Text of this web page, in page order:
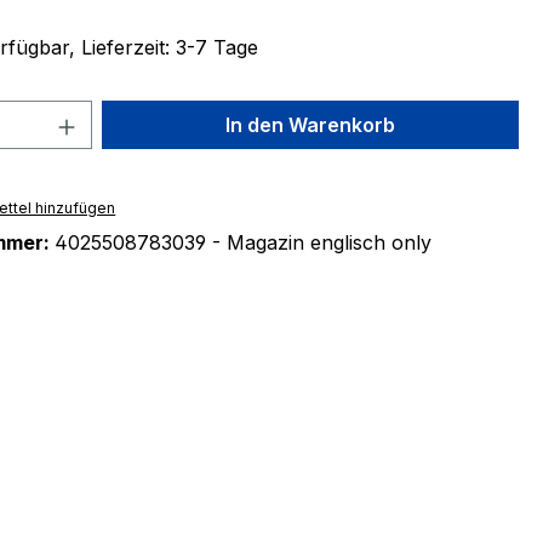
Lieferzeit: 3-7 Tage
Anzahl: Gib den gewünschten Wert
In den Warenkorb
hinzufügen
4025508783039 - Magazin englisch only